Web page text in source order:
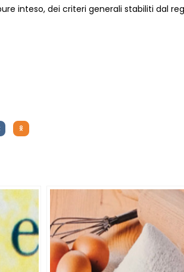
inteso, dei criteri generali stabiliti dal